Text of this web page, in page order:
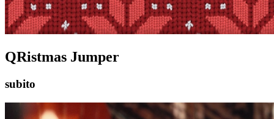
QRistmas Jumper
subito